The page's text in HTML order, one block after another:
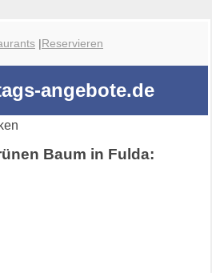
|Reservieren
angebote.de
Baum in Fulda: